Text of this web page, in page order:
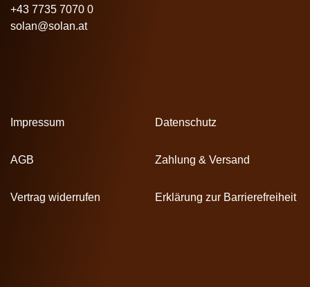
+43 7735 7070 0
solan@solan.at
Impressum Datenschutz
AGB Zahlung & Versand
Vertrag widerrufen Erklärung zur Barrierefreiheit